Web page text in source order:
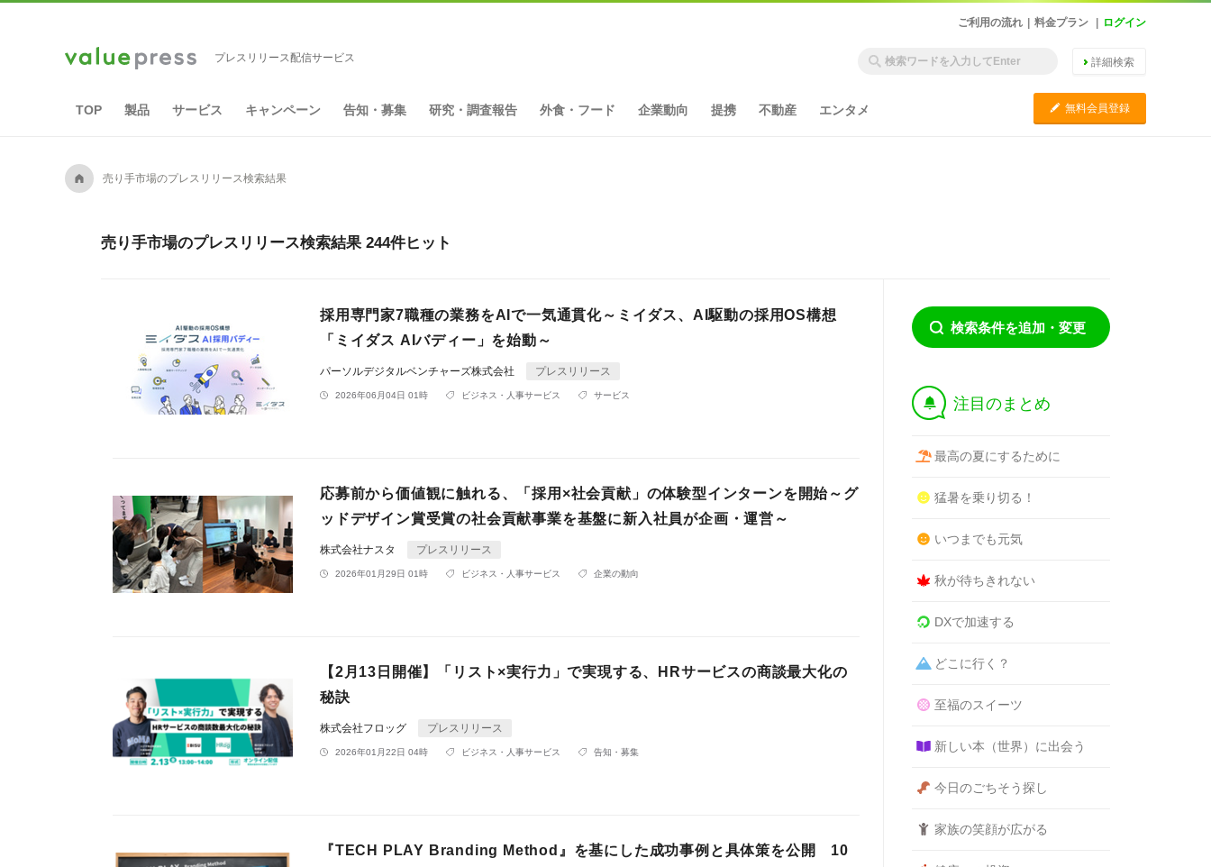
ご利用の流れ 料金プラン ログイン
プレスリリース配信サービス 詳細検索
TOP 製品 サービス キャンペーン 告知・募集 研究・調査報告 外食・フード 企業動向 提携 不動産 エンタメ C 無料会員登録
A 売り手市場のプレスリリース検索結果
売り手市場のプレスリリース検索結果 244件ヒット
採用専門家7職種の業務をAIで一気通貫化～ミイダス、AI駆動の採用OS構想
「ミイダス AIバディー」を始動～
パーソルデジタルベンチャーズ株式会社 プレスリリース
2026年06月04日 01時 ビジネス・人事サービス サービス
応募前から価値観に触れる、「採用×社会貢献」の体験型インターンを開始～グ
ッドデザイン賞受賞の社会貢献事業を基盤に新入社員が企画・運営～
株式会社ナスタ プレスリリース
2026年01月29日 01時 ビジネス・人事サービス 企業の動向
【2月13日開催】「リスト×実行力」で実現する、HRサービスの商談最大化の
秘訣
株式会社フロッグ プレスリリース
2026年01月22日 04時 ビジネス・人事サービス 告知・募集
『TECH PLAY Branding Method』を基にした成功事例と具体策を公開 10
検索条件を追加・変更
† 注目のまとめ
最高の夏にするために
猛暑を乗り切る！
いつまでも元気
秋が待ちきれない
DXで加速する
どこに行く？
至福のスイーツ
新しい本（世界）に出会う
今日のごちそう探し
家族の笑顔が広がる